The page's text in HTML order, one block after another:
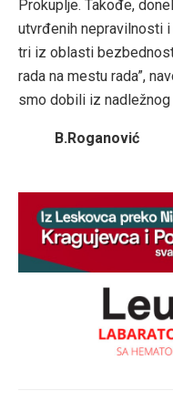
Prokuplje. Takođe,
utvrđenih nepravilnosti
tri iz oblasti
rada na mestu rada”,
smo dobili iz
B.Roganović